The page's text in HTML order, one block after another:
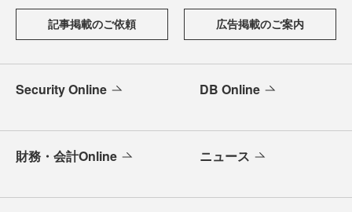
記事掲載のご依頼 広告掲載のご案内
Security Online DB Online
財務・会計Online ニュース